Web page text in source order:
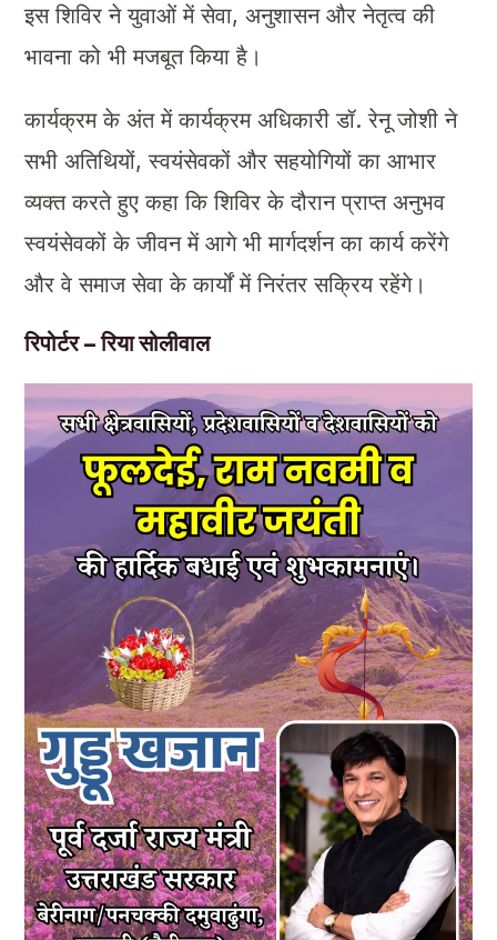
इस शिविर ने युवाओं में सेवा, अनुशासन और नेतृत्व की
भावना को भी मजबूत किया है।
कार्यक्रम के अंत में कार्यक्रम अधिकारी डॉ. रेनू जोशी ने
सभी अतिथियों, स्वयंसेवकों और सहयोगियों का आभार
व्यक्त करते हुए कहा कि शिविर के दौरान प्राप्त अनुभव
स्वयंसेवकों के जीवन में आगे भी मार्गदर्शन का कार्य करेंगे
और वे समाज सेवा के कार्यों में निरंतर सक्रिय रहेंगे।
रिपोर्टर – रिया सोलीवाल